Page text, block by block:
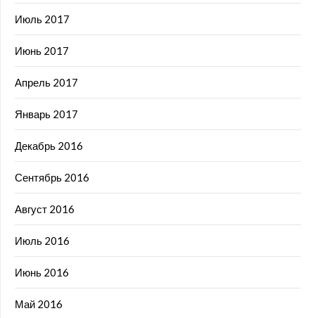
Июль 2017
Июнь 2017
Апрель 2017
Январь 2017
Декабрь 2016
Сентябрь 2016
Август 2016
Июль 2016
Июнь 2016
Май 2016